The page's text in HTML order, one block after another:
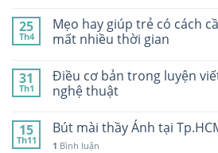
25
Th4
Mẹo hay giúp trẻ có cách
mất nhiều thời gian
31
Th1
Điều cơ bản trong luyện
nghệ thuật
15
Th11
Bút mài thầy Ánh tại
1 Bình luận